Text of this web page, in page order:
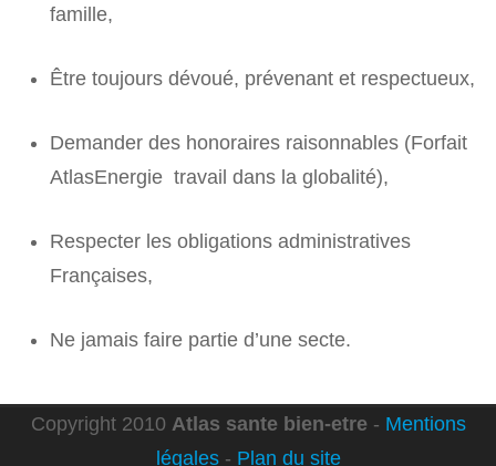
famille,
Être toujours dévoué, prévenant et respectueux,
Demander des honoraires raisonnables (Forfait
AtlasEnergie travail dans la globalité),
Respecter les obligations administratives
Françaises,
Ne jamais faire partie d’une secte.
Copyright 2010 Atlas sante bien-etre - Mentions
légales- Plan du site